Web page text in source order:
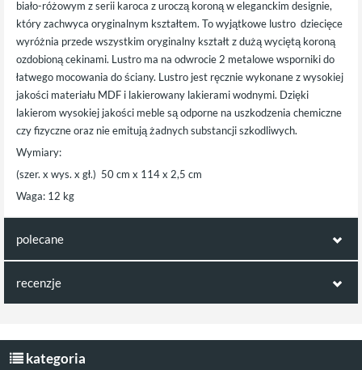
biało-różowym z serii karoca z uroczą koroną w eleganckim designie,
który zachwyca oryginalnym kształtem. To wyjątkowe lustro dziecięce
wyróżnia przede wszystkim oryginalny kształt z dużą wyciętą koroną
ozdobioną cekinami. Lustro ma na odwrocie 2 metalowe wsporniki do
łatwego mocowania do ściany. Lustro jest ręcznie wykonane z wysokiej
jakości materiału MDF i lakierowany lakierami wodnymi. Dzięki
lakierom wysokiej jakości meble są odporne na uszkodzenia chemiczne
czy fizyczne oraz nie emitują żadnych substancji szkodliwych.
Wymiary:
(szer. x wys. x gł.) 50 cm x 114 x 2,5 cm
Waga: 12 kg
polecane
ten produkt jest np. kompatybilny z:
księżniczki różowa
recenzje
Napisz pierwszą recenzję jako klient!
kategoria